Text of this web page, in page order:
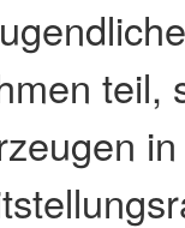
teil,